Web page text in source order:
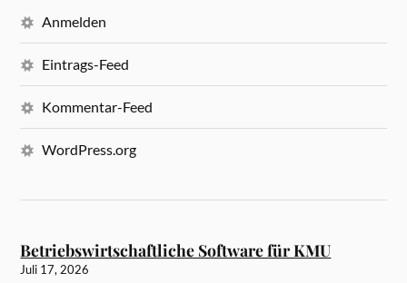
Anmelden
Eintrags-Feed
Kommentar-Feed
WordPress.org
Betriebswirtschaftliche Software für KMU
Juli 17, 2026